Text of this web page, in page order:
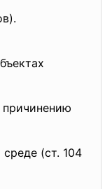
причинению
(ст. 104